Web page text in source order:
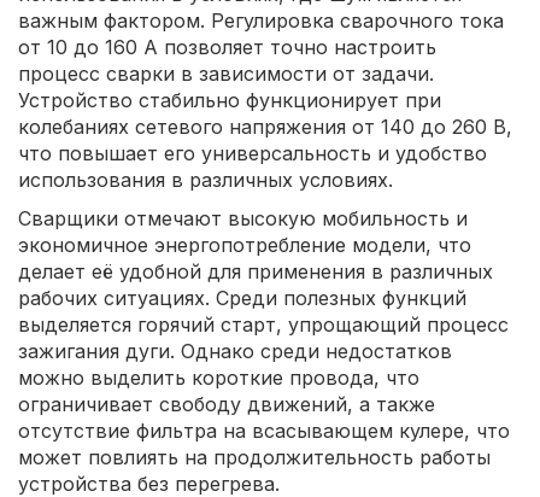
важным фактором. Регулировка сварочного тока
от 10 до 160 А позволяет точно настроить
процесс сварки в зависимости от задачи.
Устройство стабильно функционирует при
колебаниях сетевого напряжения от 140 до 260 В,
что повышает его универсальность и удобство
использования в различных условиях.
Сварщики отмечают высокую мобильность и
экономичное энергопотребление модели, что
делает её удобной для применения в различных
рабочих ситуациях. Среди полезных функций
выделяется горячий старт, упрощающий процесс
зажигания дуги. Однако среди недостатков
можно выделить короткие провода, что
ограничивает свободу движений, а также
отсутствие фильтра на всасывающем кулере, что
может повлиять на продолжительность работы
устройства без перегрева.